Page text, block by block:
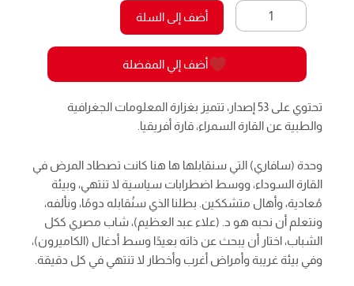
كمية
حكاية
29
سافاري
أضف إلى السلة
أضف إلي المفضلة
تحتوي على 53 إصدار، تتميز بغزارة المعلومات الجغرافية
والطبية عن القارة السمراء، قارة أفريقيا.
وحدة (سافاري) التي سنقابلها ها هنا كانت تصطاد المرض في
القارة السوداء، ووسط اضطرابات سياسية لا تنتهي، وبيئة
مُعادية، وأهال متشككين. بطلنا الذي سنُقابله دومًا، ونألفه،
ونتعلم أن نحبه هو د. (علاء عبد العظيم)، شاب مصري ككل
الشباب، اختار أن يبحث عن ذاته بعيدًا وسط أدغال (الكاميرون)،
وفي بيئة غريبة وأمراض أغرب وأخطار لا تنتهي في كل دقيقة.